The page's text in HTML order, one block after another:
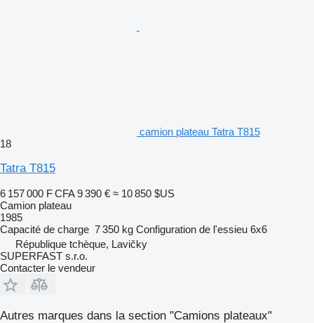
camion plateau Tatra T815
18
Tatra T815
6 157 000 F CFA 9 390 € ≈ 10 850 $US
Camion plateau
1985
Capacité de charge 7 350 kg Configuration de l'essieu 6x6
République tchèque, Lavičky
SUPERFAST s.r.o.
Contacter le vendeur
Autres marques dans la section "Camions plateaux"